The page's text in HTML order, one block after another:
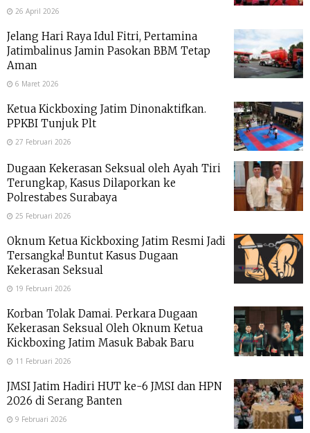
26 April 2026
Jelang Hari Raya Idul Fitri, Pertamina
Jatimbalinus Jamin Pasokan BBM Tetap
Aman
6 Maret 2026
Ketua Kickboxing Jatim Dinonaktifkan.
PPKBI Tunjuk Plt
27 Februari 2026
Dugaan Kekerasan Seksual oleh Ayah Tiri
Terungkap, Kasus Dilaporkan ke
Polrestabes Surabaya
25 Februari 2026
Oknum Ketua Kickboxing Jatim Resmi Jadi
Tersangka! Buntut Kasus Dugaan
Kekerasan Seksual
19 Februari 2026
Korban Tolak Damai. Perkara Dugaan
Kekerasan Seksual Oleh Oknum Ketua
Kickboxing Jatim Masuk Babak Baru
11 Februari 2026
JMSI Jatim Hadiri HUT ke-6 JMSI dan HPN
2026 di Serang Banten
9 Februari 2026